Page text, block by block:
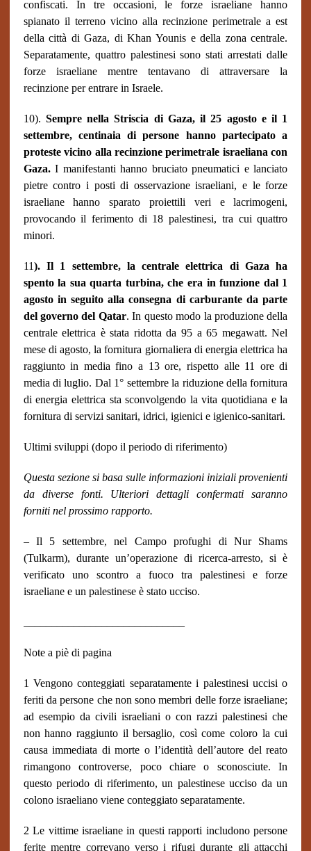
confiscati. In tre occasioni, le forze israeliane hanno
spianato il terreno vicino alla recinzione perimetrale a est
della città di Gaza, di Khan Younis e della zona centrale.
Separatamente, quattro palestinesi sono stati arrestati dalle
forze israeliane mentre tentavano di attraversare la
recinzione per entrare in Israele.
10). Sempre nella Striscia di Gaza, il 25 agosto e il 1
settembre, centinaia di persone hanno partecipato a
proteste vicino alla recinzione perimetrale israeliana con
Gaza.I manifestanti hanno bruciato pneumatici e lanciato
pietre contro i posti di osservazione israeliani, e le forze
israeliane hanno sparato proiettili veri e lacrimogeni,
provocando il ferimento di 18 palestinesi, tra cui quattro
minori.
11). Il 1 settembre, la centrale elettrica di Gaza ha
spento la sua quarta turbina, che era in funzione dal 1
agosto in seguito alla consegna di carburante da parte
del governo del Qatar. In questo modo la produzione della
centrale elettrica è stata ridotta da 95 a 65 megawatt. Nel
mese di agosto, la fornitura giornaliera di energia elettrica ha
raggiunto in media fino a 13 ore, rispetto alle 11 ore di
media di luglio. Dal 1° settembre la riduzione della fornitura
di energia elettrica sta sconvolgendo la vita quotidiana e la
fornitura di servizi sanitari, idrici, igienici e igienico-sanitari.
Ultimi sviluppi (dopo il periodo di riferimento)
Questa sezione si basa sulle informazioni iniziali provenienti
da diverse fonti. Ulteriori dettagli confermati saranno
forniti nel prossimo rapporto.
– Il 5 settembre, nel Campo profughi di Nur Shams
(Tulkarm), durante un’operazione di ricerca-arresto, si è
verificato uno scontro a fuoco tra palestinesi e forze
israeliane e un palestinese è stato ucciso.
Note a piè di pagina
1 Vengono conteggiati separatamente i palestinesi uccisi o
feriti da persone che non sono membri delle forze israeliane;
ad esempio da civili israeliani o con razzi palestinesi che
non hanno raggiunto il bersaglio, così come coloro la cui
causa immediata di morte o l’identità dell’autore del reato
rimangono controverse, poco chiare o sconosciute. In
questo periodo di riferimento, un palestinese ucciso da un
colono israeliano viene conteggiato separatamente.
2 Le vittime israeliane in questi rapporti includono persone
ferite mentre correvano verso i rifugi durante gli attacchi